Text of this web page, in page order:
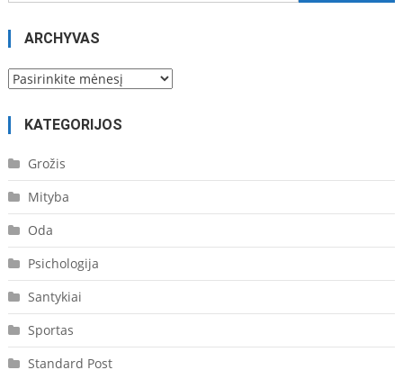
ARCHYVAS
Archyvas
KATEGORIJOS
Grožis
Mityba
Oda
Psichologija
Santykiai
Sportas
Standard Post